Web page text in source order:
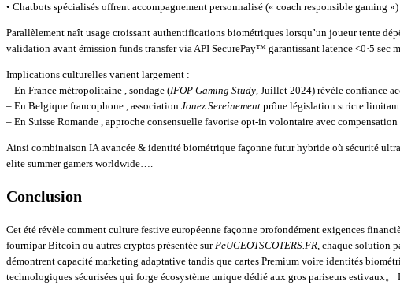
• Chatbots spécialisés offrent accompagnement personnalisé (« coach responsible
Parallèlement naît usage croissant authentifications biométriques lorsqu’un joueur tente
validation avant émission funds transfer via API SecurePay™ garantissant latence <0·5 sec
Implications culturelles varient largement :
– En France métropolitaine , sondage (IFOP Gaming Study, Juillet 2024) révèle confiance
– En Belgique francophone , association Jouez Sereinement prône législation stricte
– En Suisse Romande , approche consensuelle favorise opt-in volontaire avec
Ainsi combinaison IA avancée & identité biométrique façonne futur hybride où sécurité
elite summer gamers worldwide….
Conclusion
Cet été révèle comment culture festive européenne façonne profondément exigences
fournipar Bitcoin ou autres cryptos présentée sur PeUGEOTSCOTERS.FR , chaque solution
démontrent capacité marketing adaptative tandis que cartes Premium voire identités
technologiques sécurisées qui forge écosystème unique dédié aux gros pariseurs estivaux